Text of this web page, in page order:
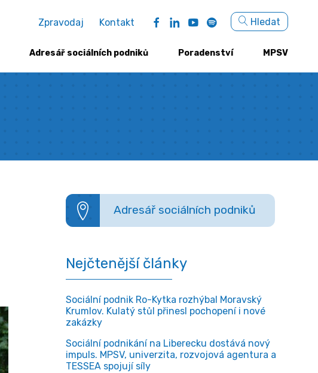
Zpravodaj Kontakt Hledat
Adresář sociálních podniků Poradenství MPSV
Adresář sociálních podniků
Nejčtenější články
Sociální podnik Ro-Kytka rozhýbal Moravský
Krumlov. Kulatý stůl přinesl pochopení i nové
zakázky
Sociální podnikání na Liberecku dostává nový
impuls. MPSV, univerzita, rozvojová agentura a
TESSEA spojují síly